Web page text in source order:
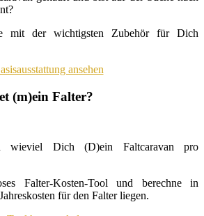
mit der wichtigsten Zubehör für Dich
ansehen
(m)ein Falter?
wieviel Dich (D)ein Faltcaravan pro
Falter-Kosten-Tool und berechne in
für den Falter liegen.